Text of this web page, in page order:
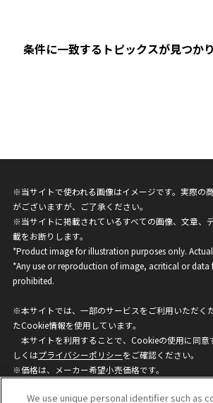
条件に一致するトピックスが見つか
※当サイトで使われる画像はイメージです。実際の
がございますが、ご了承ください。
※当サイトに掲載されているすべての画像、文章、
載をお断りします。
*Product image for illustration purposes only.
*Any use or reproduction of image, acritical or data
prohibited.
※本サイトでは、一部のサービスをご利用いただく
たCookie情報を使用しています。
本サイトを利用することで、Cookieの使用に同意
しくはプライバシーポリシーをご確認ください。
※価格は、メーカー希望小売価格です。
ざいますのでご了承ください。
We use unique personal identifier such as